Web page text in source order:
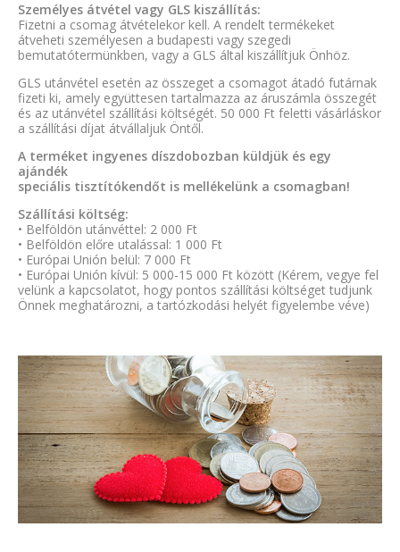
Személyes átvétel vagy GLS kiszállítás:
Fizetni a csomag átvételekor kell. A rendelt termékeket
átveheti személyesen a budapesti vagy szegedi
bemutatótermünkben, vagy a GLS által kiszállítjuk Önhöz.
GLS utánvétel esetén az összeget a csomagot átadó futárnak
fizeti ki, amely együttesen tartalmazza az áruszámla összegét
és az utánvétel szállítási költségét. 50 000 Ft feletti vásárláskor
a szállítási díjat átvállaljuk Öntől.
A terméket ingyenes díszdobozban küldjük és egy
ajándék
speciális tisztítókendőt is mellékelünk a csomagban!
Szállítási költség:
• Belföldön utánvéttel: 2 000 Ft
• Belföldön előre utalással: 1 000 Ft
• Európai Unión belül: 7 000 Ft
• Európai Unión kívül: 5 000-15 000 Ft között (Kérem, vegye fel
velünk a kapcsolatot, hogy pontos szállítási költséget tudjunk
Önnek meghatározni, a tartózkodási helyét figyelembe véve)